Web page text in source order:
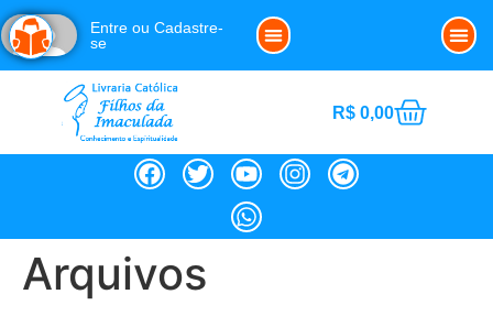
Entre ou Cadastre-
se
R$0,00
Arquivos